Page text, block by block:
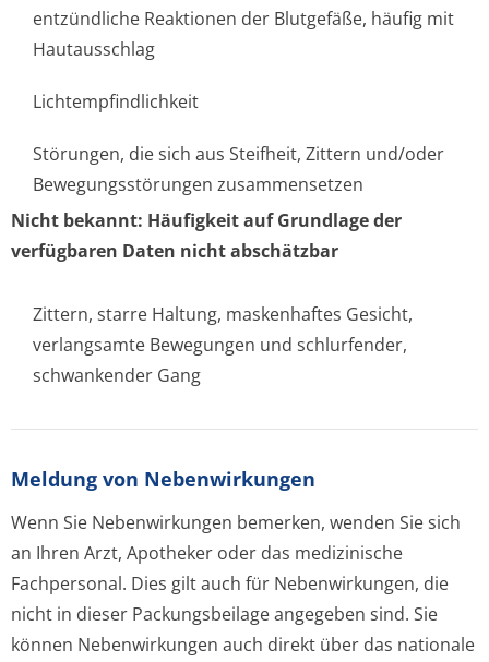
entzündliche Reaktionen der Blutgefäße, häufig mit
Hautausschlag
Lichtempfindlichke­it
Störungen, die sich aus Steifheit, Zittern und/oder
Bewegungsstörungen zusammensetzen
Nicht bekannt: Häufigkeit auf Grundlage der
verfügbaren Daten nicht abschätzbar
Zittern, starre Haltung, maskenhaftes Gesicht,
verlangsamte Bewegungen und schlurfender,
schwankender Gang
Meldung von Nebenwirkungen
Wenn Sie Nebenwirkungen bemerken, wenden Sie sich
an Ihren Arzt, Apotheker oder das medizinische
Fachpersonal. Dies gilt auch für Nebenwirkungen, die
nicht in dieser Packungsbeilage angegeben sind. Sie
können Nebenwirkungen auch direkt über das nationale